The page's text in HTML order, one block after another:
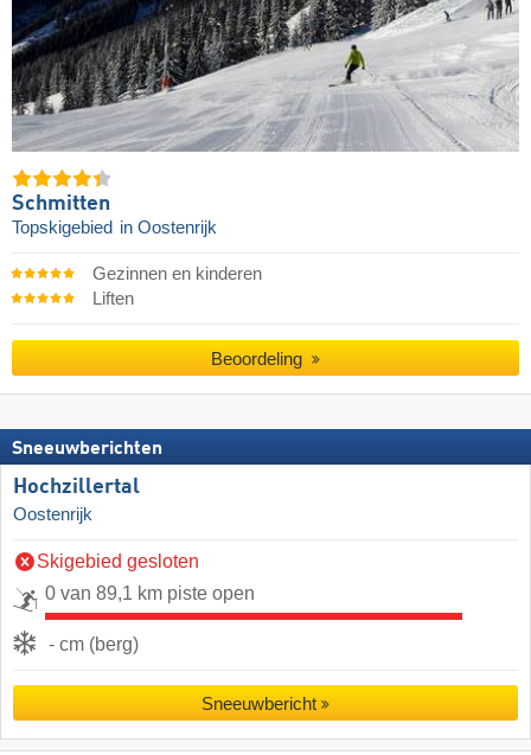
Schmitten
Topskigebied in Oostenrijk
Gezinnen en kinderen
Liften
Beoordeling
Sneeuwberichten
Hochzillertal
Oostenrijk
Skigebied gesloten
0 van 89,1 km piste open
- cm (berg)
Sneeuwbericht